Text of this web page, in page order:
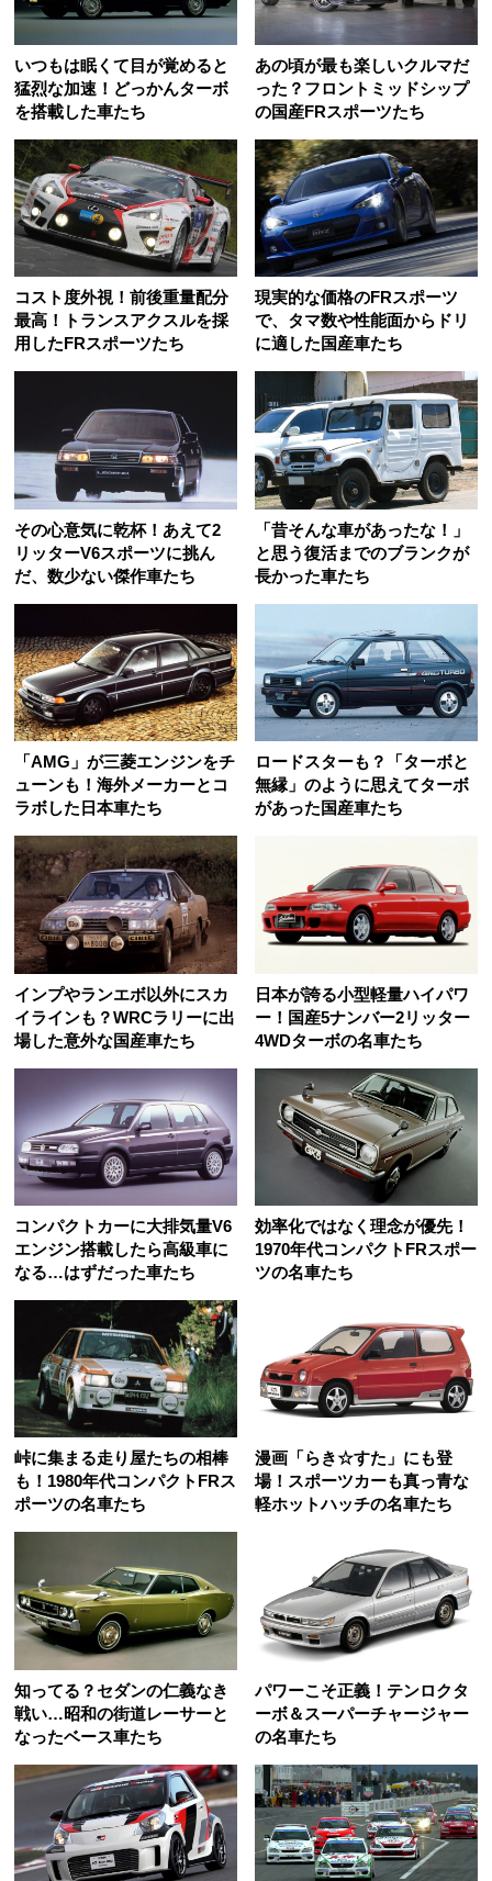
いつもは眠くて目が覚めると
猛烈な加速！どっかんターボ
を搭載した車たち
あの頃が最も楽しいクルマだ
った？フロントミッドシップ
の国産FRスポーツたち
コスト度外視！前後重量配分
最高！トランスアクスルを採
用したFRスポーツたち
現実的な価格のFRスポーツ
で、タマ数や性能面からドリ
に適した国産車たち
その心意気に乾杯！あえて2
リッターV6スポーツに挑ん
だ、数少ない傑作車たち
「昔そんな車があったな！」
と思う復活までのブランクが
長かった車たち
「AMG」が三菱エンジンをチ
ューンも！海外メーカーとコ
ラボした日本車たち
ロードスターも？「ターボと
無縁」のように思えてターボ
があった国産車たち
インプやランエボ以外にスカ
イラインも？WRCラリーに出
場した意外な国産車たち
日本が誇る小型軽量ハイパワ
ー！国産5ナンバー2リッター
4WDターボの名車たち
コンパクトカーに大排気量V6
エンジン搭載したら高級車に
なる…はずだった車たち
効率化ではなく理念が優先！
1970年代コンパクトFRスポー
ツの名車たち
峠に集まる走り屋たちの相棒
も！1980年代コンパクトFRス
ポーツの名車たち
漫画「らき☆すた」にも登
場！スポーツカーも真っ青な
軽ホットハッチの名車たち
知ってる？セダンの仁義なき
戦い…昭和の街道レーサーと
なったベース車たち
パワーこそ正義！テンロクタ
ーボ＆スーパーチャージャー
の名車たち